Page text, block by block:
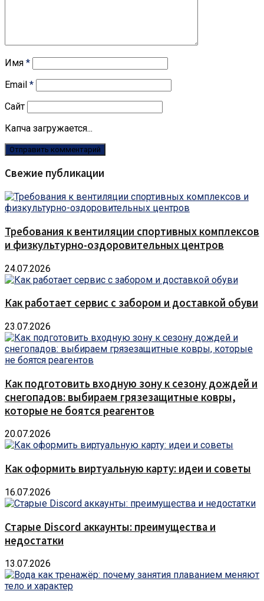
Имя *
Email *
Сайт
Капча загружается...
Свежие публикации
Требования к вентиляции спортивных комплексов
и физкультурно-оздоровительных центров
24.07.2026
Как работает сервис с забором и доставкой обуви
23.07.2026
Как подготовить входную зону к сезону дождей и
снегопадов: выбираем грязезащитные ковры,
которые не боятся реагентов
20.07.2026
Как оформить виртуальную карту: идеи и советы
16.07.2026
Старые Discord аккаунты: преимущества и
недостатки
13.07.2026